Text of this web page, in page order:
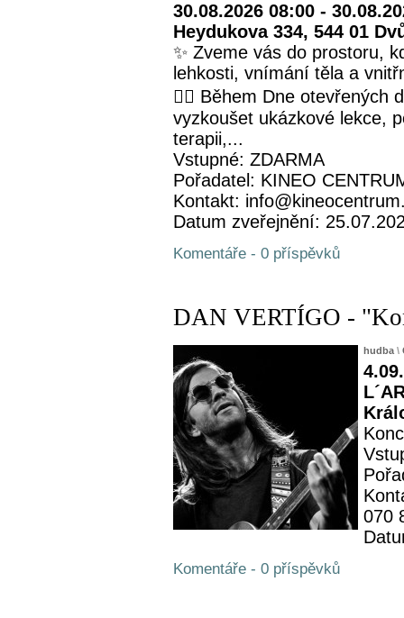
30.08.2026 08:00 -
Heydukova 334, 544 01
✨ Zveme vás do prostoru,
lehkosti, vnímání těla a
🧘‍♀️ Během Dne otevřených
vyzkoušet ukázkové lekce,
terapii,...
Vstupné: ZDARMA
Pořadatel: KINEO
Kontakt:
Datum zveřejnění:
Komentáře - 0 příspěvků
DAN VERTÍGO -
hudba \
070
Komentáře - 0 příspěvků